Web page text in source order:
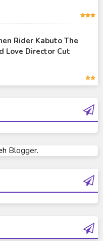
Rider Kabuto The
Love Director Cut
Blogger.